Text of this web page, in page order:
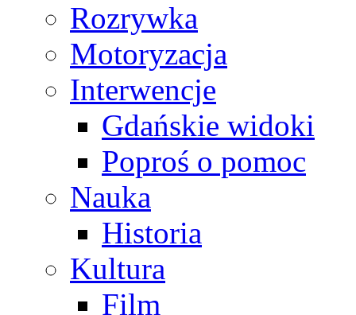
Rozrywka
Motoryzacja
Interwencje
Gdańskie widoki
Poproś o pomoc
Nauka
Historia
Kultura
Film